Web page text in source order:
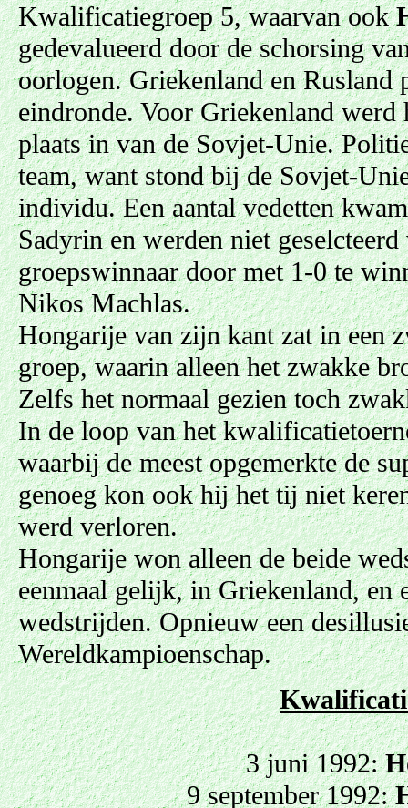
Kwalificatiegroep 5, waarvan ook
gedevalueerd door de schorsing
oorlogen. Griekenland en Rusland
eindronde. Voor Griekenland werd
plaats in van de Sovjet-Unie.
team, want stond bij de Sovjet-
individu. Een aantal vedetten
Sadyrin en werden niet
groepswinnaar door met 1-0 te
Nikos Machlas.
Hongarije van zijn kant zat in een
groep, waarin alleen het zwakke
Zelfs het normaal gezien toch
In de loop van het
waarbij de meest opgemerkte de
genoeg kon ook hij het tij niet
werd verloren.
Hongarije won alleen de beide
eenmaal gelijk, in Griekenland, en
wedstrijden. Opnieuw een
Wereldkampioenschap.
3 juni 1992:
9 september 1992: